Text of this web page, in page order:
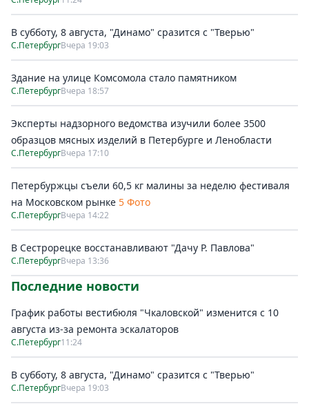
В субботу, 8 августа, "Динамо" сразится с "Тверью"
С.ПетербургВчера 19:03
Здание на улице Комсомола стало памятником
С.ПетербургВчера 18:57
Эксперты надзорного ведомства изучили более 3500
образцов мясных изделий в Петербурге и Ленобласти
С.ПетербургВчера 17:10
Петербуржцы съели 60,5 кг малины за неделю фестиваля
на Московском рынке 5 Фото
С.ПетербургВчера 14:22
В Сестрорецке восстанавливают "Дачу Р. Павлова"
С.ПетербургВчера 13:36
Последние новости
График работы вестибюля "Чкаловской" изменится с 10
августа из-за ремонта эскалаторов
С.Петербург11:24
В субботу, 8 августа, "Динамо" сразится с "Тверью"
С.ПетербургВчера 19:03